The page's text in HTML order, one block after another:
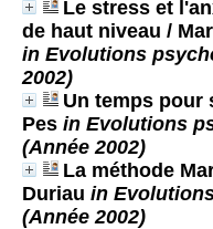
Le stress et
de haut niveau /
in Evolutions
2002)
Un temps pour
Pes in Evolutions
(Année 2002)
La méthode
Duriau in
(Année 2002)